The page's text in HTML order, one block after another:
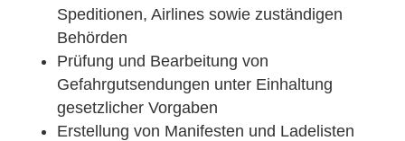
Speditionen, Airlines sowie zuständigen
Behörden
Prüfung und Bearbeitung von
Gefahrgutsendungen unter Einhaltung
gesetzlicher Vorgaben
Erstellung von Manifesten und Ladelisten